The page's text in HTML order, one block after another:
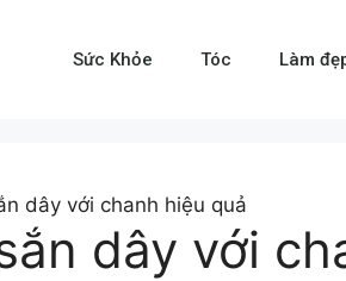
Sức Khỏe Tóc Làm
dây với chanh hiệu quả
dây với